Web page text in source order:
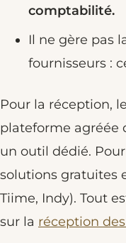
comptabilité.
Il ne gère pas
fournisseurs :
Pour la réception,
plateforme agréée
un outil dédié.
solutions gratuites
Tiime, Indy). Tout
sur la réception